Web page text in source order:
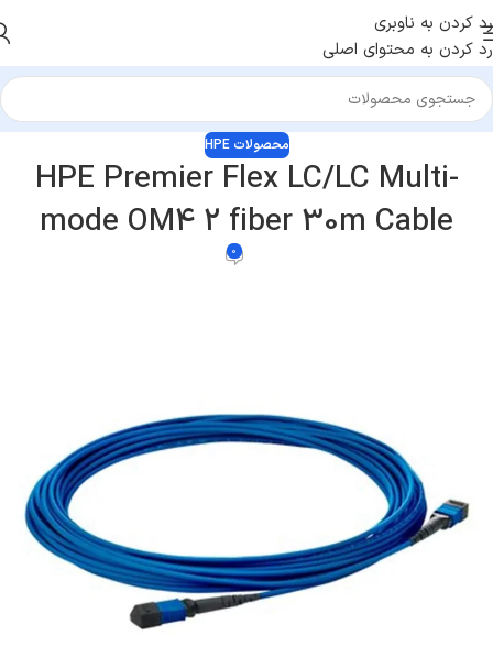
رد کردن به ناوبری
رد کردن به محتوای اصلی
محصولات HPE
HPE Premier Flex LC/LC Multi-
mode OM4 2 fiber 30m Cable
0